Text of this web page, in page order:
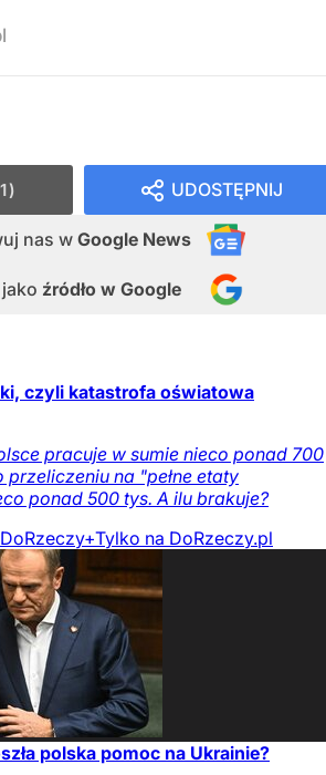
UDOSTĘPNIJ
nas w Google News
źródło w Google
1
czyli katastrofa oświatowa
pracuje w sumie nieco ponad 700
na "pełne etaty
ponad 500 tys. A ilu brakuje?
DoRzeczy+Tylko na DoRzeczy.pl
polska pomoc na Ukrainie?